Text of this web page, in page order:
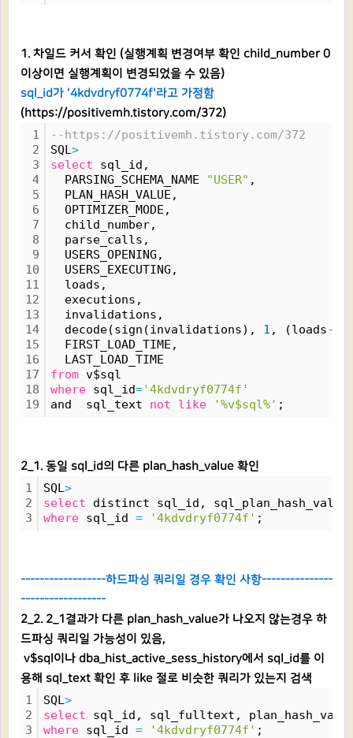
1. 차일드 커서 확인 (실행계획 변경여부 확인 child_number 0
이상이면 실행계획이 변경되었을 수 있음)
sql_id가 '4kdvdryf0774f'라고 가정함
(https://positivemh.tistory.com/372)
1
2
3
4
5
6
7
8
9
10
11
12
13
14
15
16
17
18
19
--https://positivemh.tistory.com/372
SQL>
select sql_id,
PARSING_SCHEMA_NAME
"USER" ,
PLAN_HASH_VALUE,
OPTIMIZER_MODE,
child_number,
parse_calls,
USERS_OPENING,
USERS_EXECUTING,
loads,
executions,
invalidations,
decode(sign(invalidations), 1 , (loads-
FIRST_LOAD_TIME,
LAST_LOAD_TIME
from v$sql
where sql_id='4kdvdryf0774f'
and  sql_text not like '%v$sql%' ;
2_1. 동일 sql_id의 다른 plan_hash_value 확인
1
2
3
SQL>
select distinct sql_id,
where sql_id = '4kdvdryf0774f' ;
------------------하드파싱 쿼리일 경우 확인 사항---------------
------------------
2_2. 2_1결과가 다른 plan_hash_value가 나오지 않는경우 하
드파싱 쿼리일 가능성이 있음,
v$sql이나 dba_hist_active_sess_history에서 sql_id를 이
용해 sql_text 확인 후 like 절로 비슷한 쿼리가 있는지 검색
1
2
3
SQL>
select sql_id, sql_fulltext,
where sql_id = '4kdvdryf0774f' ;